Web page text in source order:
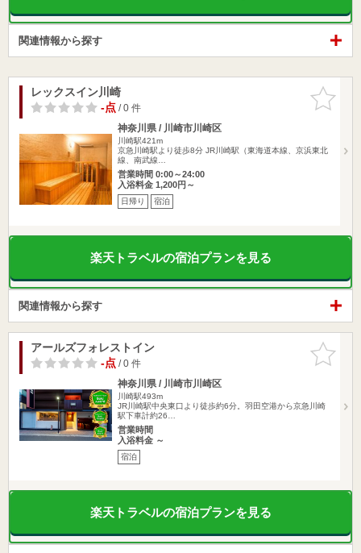
関連情報から探す
お気に入
りに追加
レックスイン川崎
-点/ 0 件
神奈川県 / 川崎市川崎区
川崎駅421m
京急川崎駅より徒歩8分 JR川崎駅（東海道本線、京浜東北
線、南武線…
営業時間 0:00～24:00
入浴料金 1,200円～
日帰り 宿泊
楽天トラベルの宿泊プランを見る
関連情報から探す
お気に入
りに追加
アールズフォレストイン
-点/ 0 件
神奈川県 / 川崎市川崎区
川崎駅493m
JR川崎駅中央東口より徒歩約6分。羽田空港から京急川崎
駅下車計約26…
営業時間
入浴料金 ～
宿泊
楽天トラベルの宿泊プランを見る